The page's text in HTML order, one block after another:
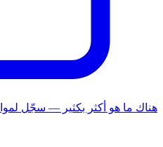
هناك ما هو أكثر بكثير — سجّل